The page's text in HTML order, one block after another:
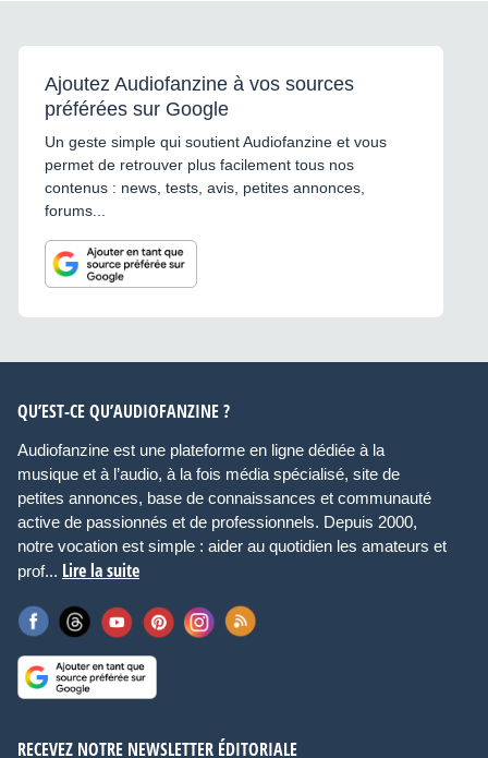
Ajoutez Audiofanzine à vos sources
préférées sur Google
Un geste simple qui soutient Audiofanzine et vous
permet de retrouver plus facilement tous nos
contenus : news, tests, avis, petites annonces,
forums...
QU’EST-CE QU’AUDIOFANZINE ?
Audiofanzine est une plateforme en ligne dédiée à la
musique et à l’audio, à la fois média spécialisé, site de
petites annonces, base de connaissances et communauté
active de passionnés et de professionnels. Depuis 2000,
notre vocation est simple : aider au quotidien les amateurs et
prof... Lire la suite
RECEVEZ NOTRE NEWSLETTER ÉDITORIALE